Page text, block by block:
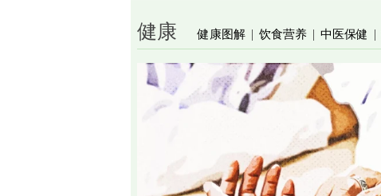
健康 健康图解 | 饮食营养 | 中医保健 |